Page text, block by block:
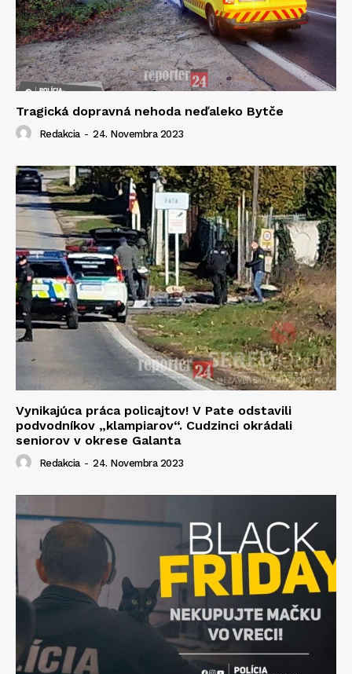
Tragická dopravná nehoda neďaleko Bytče
Redakcia - 24. Novembra 2023
Vynikajúca práca policajtov! V Pate odstavili
podvodníkov „klampiarov“. Cudzinci okrádali
seniorov v okrese Galanta
Redakcia - 24. Novembra 2023